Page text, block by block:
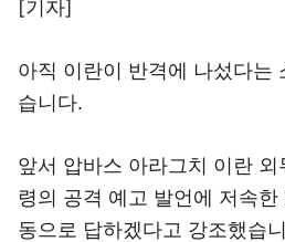
[기자]
아직 이란이 반격에 나섰다는
습니다.
앞서 압바스 아라그치 이란
령의 공격 예고 발언에 저속
동으로 답하겠다고 강조했습